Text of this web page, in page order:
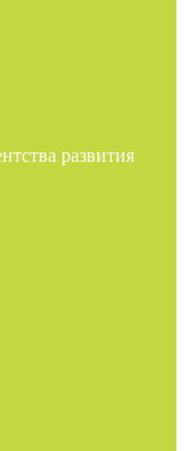
развития